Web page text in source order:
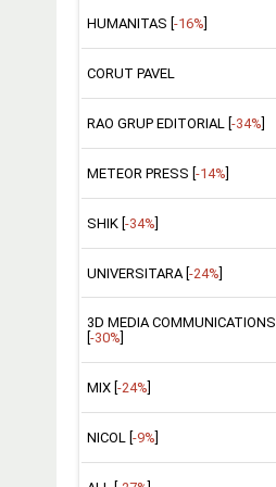
HUMANITAS [ -16%
CORUT PAVEL
RAO GRUP EDITORIAL [ -34%
METEOR PRESS [ -14%
SHIK [-34%]
UNIVERSITARA [-24%]
3D MEDIA COMMUNICATIONS
-30%
MIX [ -24%
NICOL [ -9%